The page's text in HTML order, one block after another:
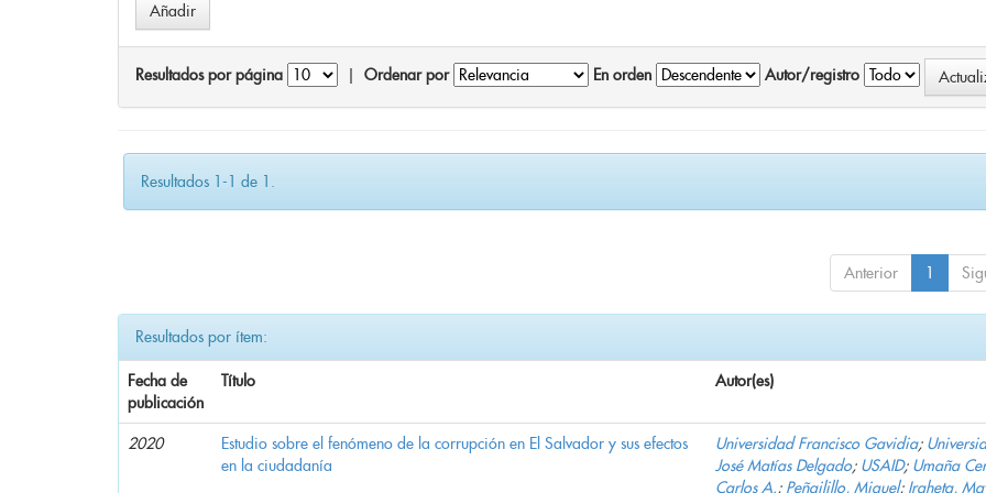
Resultados por página Ordenar por En orden Autor/registro
Resultados 1-1 de 1.
Anterior 1
Resultados por ítem:
Fecha de
publicación
Título Autor(es)
2020
Estudio sobre el fenómeno de la corrupción en El Salvador y sus efectos
en la ciudadanía
Universidad Francisco Gavidia;
José Matías Delgado; USAID; Umaña
Carlos A.; Peñailillo, Miguel; Iraheta,